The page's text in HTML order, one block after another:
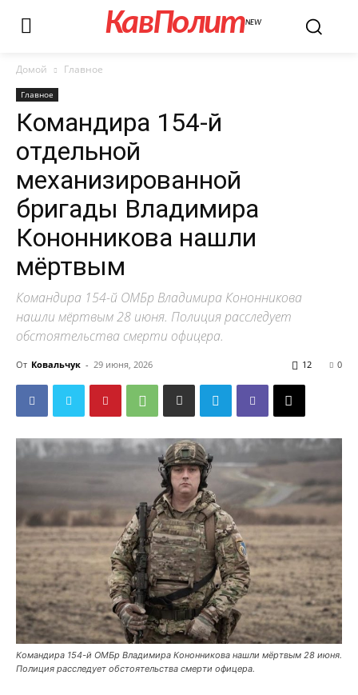
КавПолитNEW
Домой Главное
Главное
Командира 154-й
отдельной
механизированной
бригады Владимира
Кононникова нашли
мёртвым
Командира 154-й ОМБр Владимира Кононникова
нашли мёртвым 28 июня. Полиция расследует
обстоятельства смерти офицера.
От Ковальчук - 29 июня, 2026 0
12
Командира 154-й ОМБр Владимира Кононникова нашли мёртвым 28 июня.
Полиция расследует обстоятельства смерти офицера.